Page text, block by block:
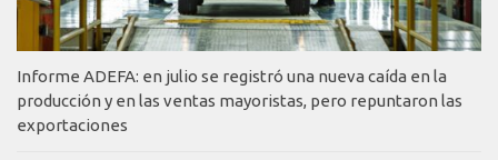
Informe ADEFA: en julio se registró una nueva caída en la
producción y en las ventas mayoristas, pero repuntaron las
exportaciones